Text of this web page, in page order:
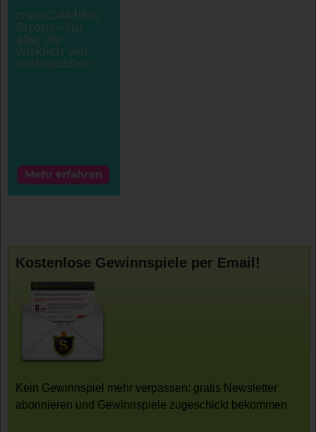
Kostenlose Gewinnspiele per Email!
Kein Gewinnspiel mehr verpassen: gratis Newsletter
abonnieren und Gewinnspiele zugeschickt bekommen.